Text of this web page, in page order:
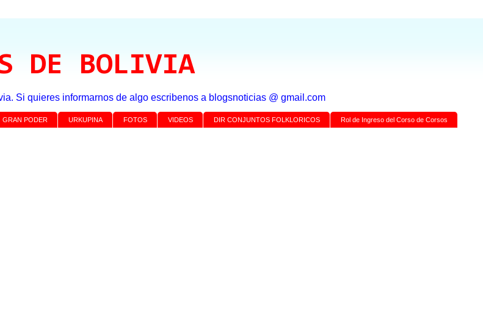
DE BOLIVIA
Si quieres informarnos de algo escribenos a blogsnoticias @ gmail.com
GRAN PODER URKUPINA FOTOS VIDEOS DIR CONJUNTOS FOLKLORICOS Rol de Ingreso del Corso de Corsos